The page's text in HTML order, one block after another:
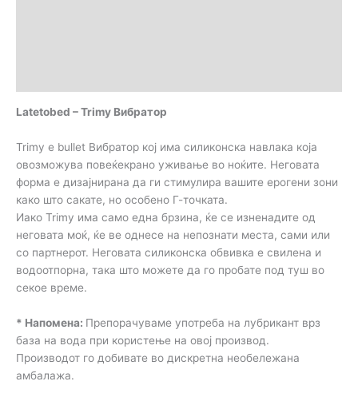
Latetobed – Trimy Вибратор
Trimy е bullet Вибратор кој има силиконска навлака која
овозможува повеќекрано уживање во ноќите. Неговата
форма е дизајнирана да ги стимулира вашите ерогени зони
како што сакате, но особено Г-точката.
Иако Trimy има само една брзина, ќе се изненадите од
неговата моќ, ќе ве однесе на непознати места, сами или
со партнерот. Неговата силиконска обвивка е свилена и
водоотпорна, така што можете да го пробате под туш во
секое време.
* Напомена: Препорачуваме употреба на лубрикант врз
база на вода при користење на овој производ.
Производот го добивате во дискретна необележана
амбалажа.